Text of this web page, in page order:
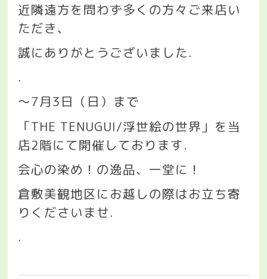
近隣遠方を問わず多くの方々ご来店い
ただき、
誠にありがとうございました.
.
〜7月3 日（日）まで
「THE TENUGUI/浮世絵の世界」を当
店2階にて開催しております.
会心の染め！の逸品、一堂に！
倉敷美観地区にお越しの際はお立ち寄
りくださいませ.
.